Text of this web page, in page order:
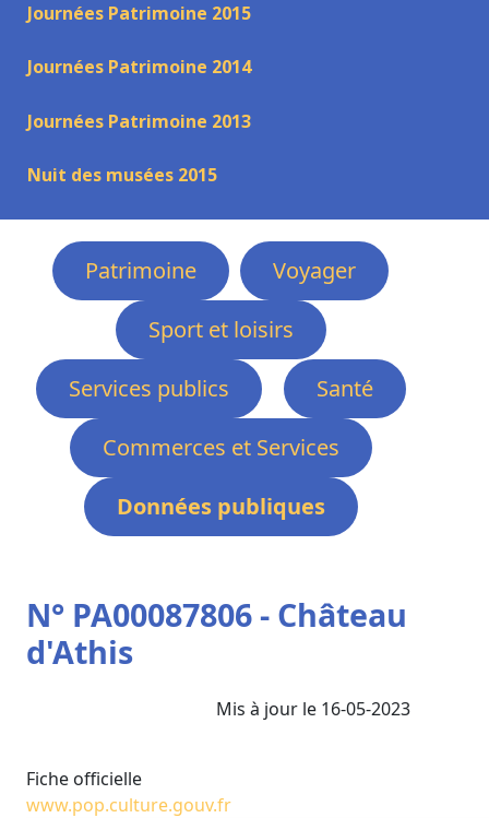
Journées Patrimoine 2015
Journées Patrimoine 2014
Journées Patrimoine 2013
Nuit des musées 2015
Patrimoine
Voyager
Sport et loisirs
Services publics
Santé
Commerces et Services
Données publiques
N° PA00087806 - Château
d'Athis
Mis à jour le 16-05-2023
Fiche officielle
www.pop.culture.gouv.fr